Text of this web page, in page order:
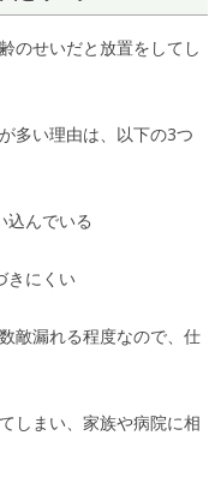
のせいだと放置をしてし
多い理由は、以下の3つ
込んでいる
きにくい
敵漏れる程度なので、仕
しまい、家族や病院に相